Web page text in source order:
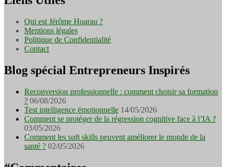
Qui est Jérôme Hoarau ?
Mentions légales
Politique de Confidentialité
Contact
Blog spécial Entrepreneurs Inspirés
Reconversion professionnelle : comment choisir sa formation
? 06/08/2026
Test intelligence émotionnelle 14/05/2026
Comment se protéger de la régression cognitive face à l’IA ?
03/05/2026
Comment les soft skills peuvent améliorer le monde de la
santé ? 02/05/2026